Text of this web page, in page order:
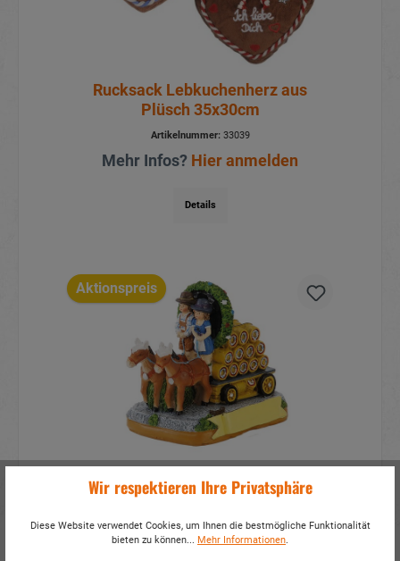
Rucksack Lebkuchenherz aus
Plüsch 35x30cm
Artikelnummer:33039
Brauerei Kutsche aus Poly 8x5x6cm
Artikelnummer:17022
Wir respektieren Ihre Privatsphäre
Diese Website verwendet Cookies, um Ihnen die bestmögliche Funktionalität
bieten zu können... Mehr Informationen.